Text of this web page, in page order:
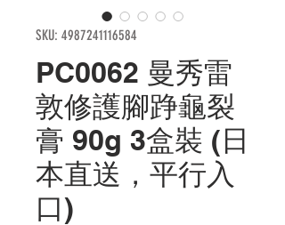
SKU: 4987241116584
PC0062 曼秀雷
敦修護腳踭龜裂
膏 90g 3盒裝 (日
本直送，平行入
口)